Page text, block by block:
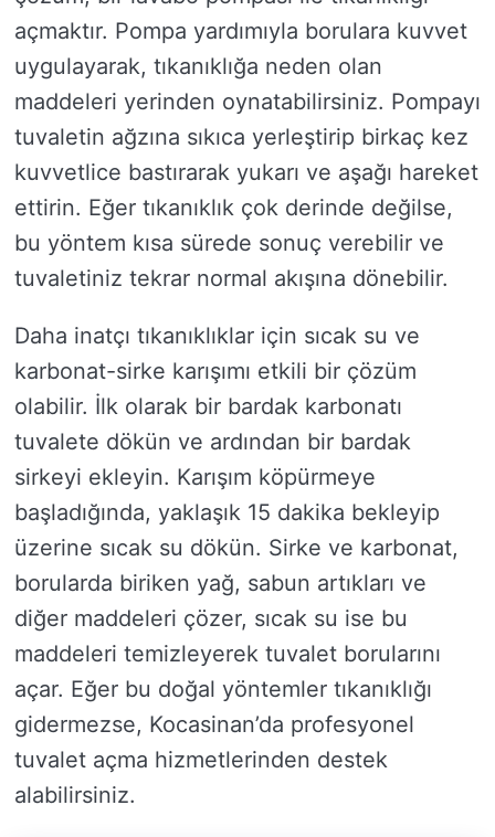
açmaktır. Pompa yardımıyla borulara kuvvet
uygulayarak, tıkanıklığa neden olan
maddeleri yerinden oynatabilirsiniz. Pompayı
tuvaletin ağzına sıkıca yerleştirip birkaç kez
kuvvetlice bastırarak yukarı ve aşağı hareket
ettirin. Eğer tıkanıklık çok derinde değilse,
bu yöntem kısa sürede sonuç verebilir ve
tuvaletiniz tekrar normal akışına dönebilir.
Daha inatçı tıkanıklıklar için sıcak su ve
karbonat-sirke karışımı etkili bir çözüm
olabilir. İlk olarak bir bardak karbonatı
tuvalete dökün ve ardından bir bardak
sirkeyi ekleyin. Karışım köpürmeye
başladığında, yaklaşık 15 dakika bekleyip
üzerine sıcak su dökün. Sirke ve karbonat,
borularda biriken yağ, sabun artıkları ve
diğer maddeleri çözer, sıcak su ise bu
maddeleri temizleyerek tuvalet borularını
açar. Eğer bu doğal yöntemler tıkanıklığı
gidermezse, Kocasinan’da profesyonel
tuvalet açma hizmetlerinden destek
alabilirsiniz.